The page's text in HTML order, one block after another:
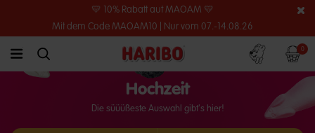
💛 10% Rabatt auf MAOAM 💛
Mit dem Code MAOAM10 | Nur vom 07.-14.08.26
link.header.menu.label
simplesearch.search.label
Konto 0
Hochzeit
Die süüüßeste Auswahl gibt's hier!